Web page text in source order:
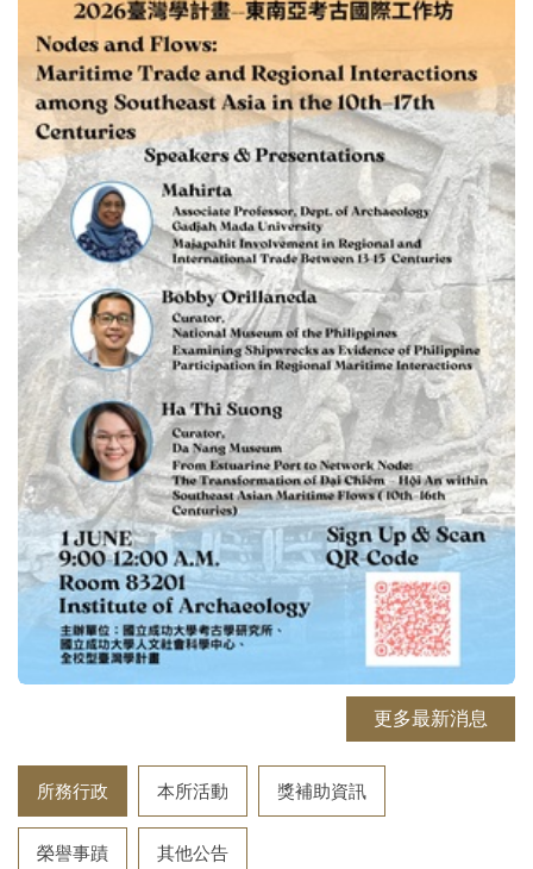
更多最新消息
所務行政 本所活動 獎補助資訊
榮譽事蹟 其他公告